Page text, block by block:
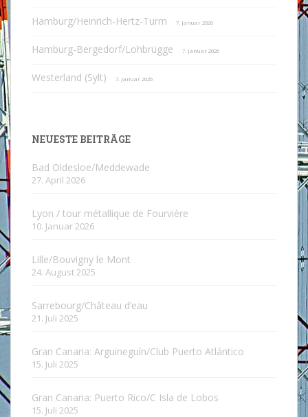
Hamburg/Heinrich-Hertz-Turm 7. Januar 2026
Hamburg-Bergedorf/Lohbrügge 7. Januar 2026
Westerland (Sylt) 7. Januar 2026
NEUESTE BEITRÄGE
Bad Oldesloe/Meddewade
27. April 2026
Lyon / tour métallique de Fourvière
10. Januar 2026
Lille/Bouvigny le Mont
24. August 2025
Sarrebourg/Château d’eau
21. Juli 2025
Gran Canaria: Arguineguín/Club Puerto Atlántico
15. Juli 2025
Gran Canaria: Puerto Rico/C Isla de Lobos
15. Juli 2025